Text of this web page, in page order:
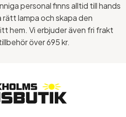
personal finns alltid till hands
lampa och skapa den
hem. Vi erbjuder även fri frakt
över 695 kr.